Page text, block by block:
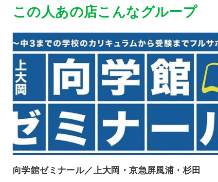
この人あの店こんなグループ
向学館ゼミナール／上大岡・京急屏風浦・杉田